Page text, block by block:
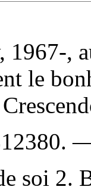
1967-,
le
.
soi 2.